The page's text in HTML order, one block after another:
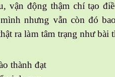
vận động thậm chí tạo
nhưng vẫn còn đó
ra làm tâm trạng như bài
thành đạt